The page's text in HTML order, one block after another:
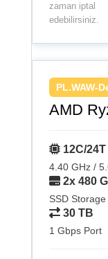
zaman iptal
edebilirsiniz.
PL.WAW-
AMD
12C/24T
4.40 GHz /
2x 480
SSD Storage
30 TB
1 Gbps Port